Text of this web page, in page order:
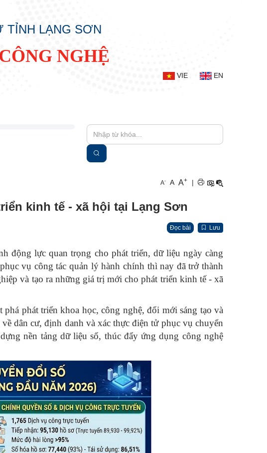
TỈNH LẠNG SƠN
NGHỆ
VIE EN
A- A A+ |
kinh tế - xã hội tại Lạng Sơn
Đọc bài Lưu
động lực quan trọng cho phát triển, dữ liệu ngày càng
vụ công tác quản lý hành chính thì nay đã trở thành
và tạo ra những giá trị mới cho phát triển kinh tế - xã
phát triển khoa học, công nghệ, đổi mới sáng tạo và
dân cư, định danh và xác thực điện tử phục vụ chuyển
nền tảng dữ liệu số, thúc đẩy ứng dụng công nghệ